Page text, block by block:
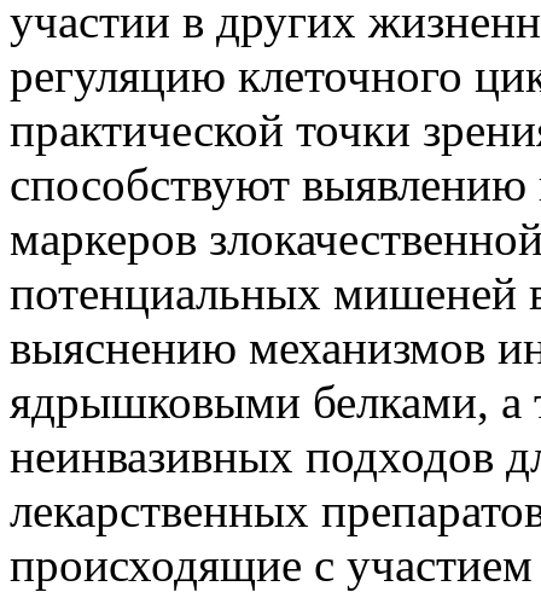
участии в других
регуляцию клеточного
практической точки
способствуют
маркеров
потенциальных мишеней
выяснению механизмов
ядрышковыми белками, а
неинвазивных подходов
лекарственных
происходящие с